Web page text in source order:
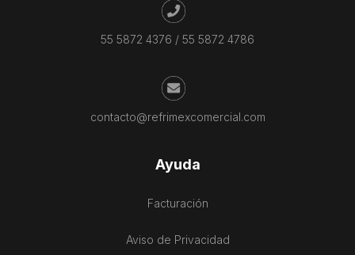
55 5872 4376 / 55 5872 4786
contacto@refrimexcomercial.com
Ayuda
Facturación
Aviso de Privacidad